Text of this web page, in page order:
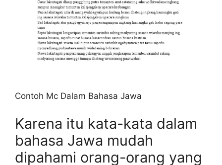
Contoh Mc Dalam Bahasa Jawa
Karena itu kata-kata dalam
bahasa Jawa mudah
dipahami orang-orang yang